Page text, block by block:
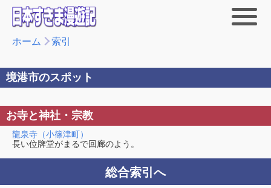
ホーム 索引
境港市のスポット
お寺と神社・宗教
龍泉寺（小篠津町）
長い位牌堂がまるで回廊のよう。
総合索引へ